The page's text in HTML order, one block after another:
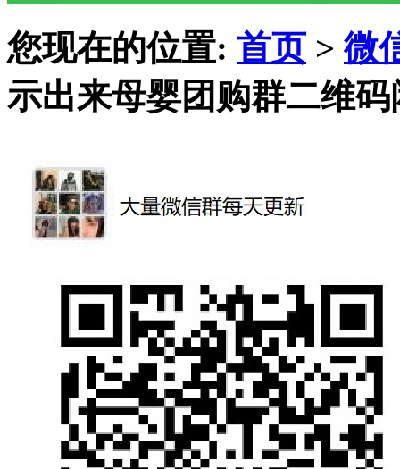
您现在的位置: 首页 >微
示出来母婴团购群二维